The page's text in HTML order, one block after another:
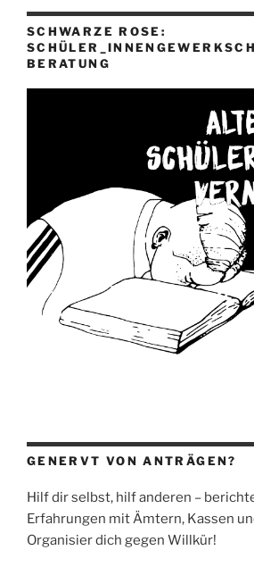
SCHWARZE ROSE:
BERATUNG
GENERVT VON ANTRÄGEN?
Hilf dir selbst, hilf anderen –
Erfahrungen mit Ämtern, Kassen
Organisier dich gegen Willkür!